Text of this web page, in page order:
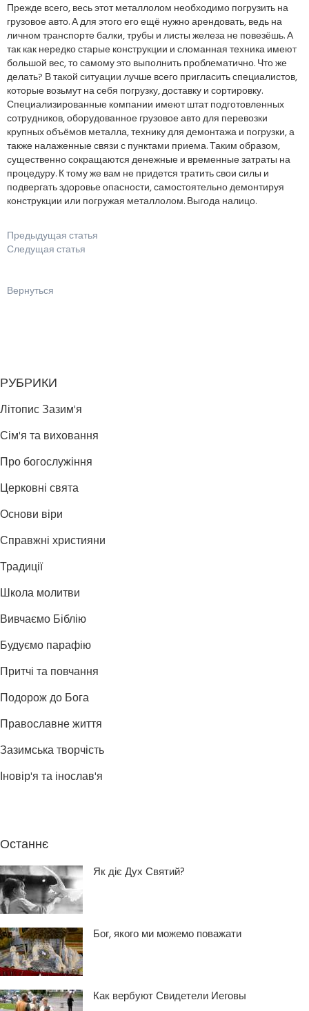
Прежде всего, весь этот металлолом необходимо погрузить на
грузовое авто. А для этого его ещё нужно арендовать, ведь на
личном транспорте балки, трубы и листы железа не повезёшь. А
так как нередко старые конструкции и сломанная техника имеют
большой вес, то самому это выполнить проблематично. Что же
делать? В такой ситуации лучше всего пригласить специалистов,
которые возьмут на себя погрузку, доставку и сортировку.
Специализированные компании имеют штат подготовленных
сотрудников, оборудованное грузовое авто для перевозки
крупных объёмов металла, технику для демонтажа и погрузки, а
также налаженные связи с пунктами приема. Таким образом,
существенно сокращаются денежные и временные затраты на
процедуру. К тому же вам не придется тратить свои силы и
подвергать здоровье опасности, самостоятельно демонтируя
конструкции или погружая металлолом. Выгода налицо.
Предыдущая статья
Следущая статья
Вернуться
РУБРИКИ
Літопис Зазим'я
Сім'я та виховання
Про богослужіння
Церковні свята
Основи віри
Справжні християни
Традиції
Школа молитви
Вивчаємо Біблію
Будуємо парафію
Притчі та повчання
Подорож до Бога
Православне життя
Зазимська творчість
Іновір'я та інослав'я
Останнє
Як діє Дух Святий?
Бог, якого ми можемо поважати
Как вербуют Свидетели Иеговы